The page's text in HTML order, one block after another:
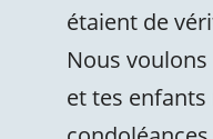
étaient de
Nous
et tes